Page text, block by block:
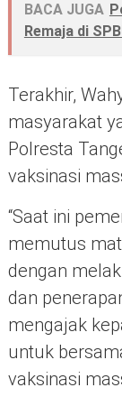
BACA JUGA
Remaja di
Terakhir,
masyarakat
Polresta
vaksinasi
“Saat ini
memutus
dengan
dan
mengajak
untuk
vaksinasi